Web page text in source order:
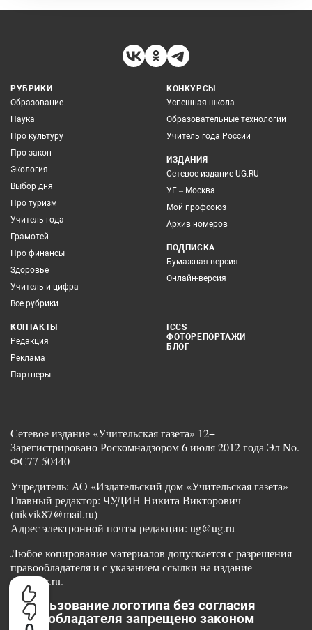
РУБРИКИ
Образование
Наука
Про культуру
Про закон
Экология
Выбор дня
Про туризм
Учитель года
Грамотей
Про финансы
Здоровье
Учитель и цифра
Все рубрики
КОНКУРСЫ
Успешная школа
Образовательные технологии
Учитель года России
ИЗДАНИЯ
Сетевое издание UG.RU
УГ – Москва
Мой профсоюз
Архив номеров
ПОДПИСКА
Бумажная версия
Онлайн-версия
КОНТАКТЫ
Редакция
Реклама
Партнеры
ICCS
ФОТОРЕПОРТАЖИ
БЛОГ
Сетевое издание «Учительская газета» 12+
Зарегистрировано Роскомнадзором 6 июля 2012 года Эл No.
ФС77-50440
Учредитель: АО «Издательский дом «Учительская газета»
Главный редактор: ЧУДИН Никита Викторович
(nikvik87@mail.ru)
Адрес электронной почты редакции: ug@ug.ru
Любое копирование материалов допускается с разрешения
правообладателя и с указанием ссылки на издание
www.ug.ru.
Использование логотипа без согласия
правообладателя запрещено законом